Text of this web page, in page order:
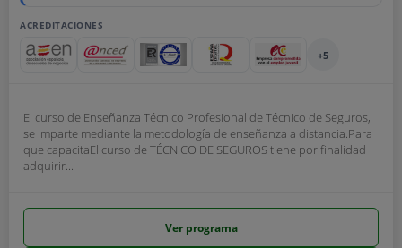
ACREDITACIONES
+5
El curso de Enseñanza Técnico Profesional de Técnico de Seguros,
se imparte mediante la metodología de enseñanza a distancia.Para
que capacitaEl curso de TÉCNICO DE SEGUROS tiene por finalidad
adquirir...
Ver programa